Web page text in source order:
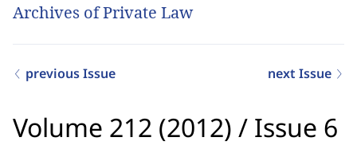
Archives of Private Law
previous Issue next Issue
Volume 212 (2012) / Issue 6